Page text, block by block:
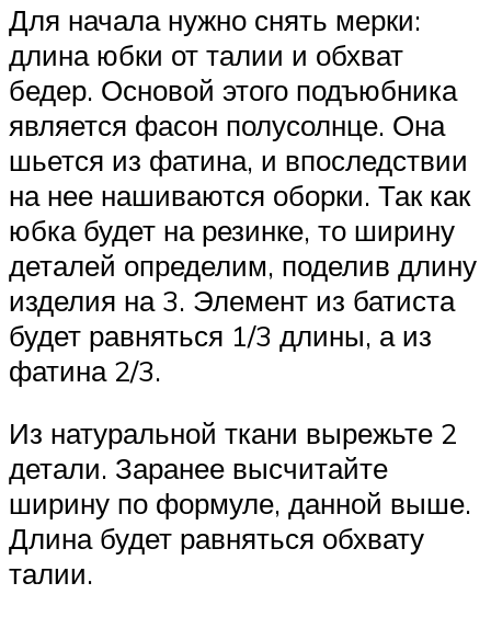
Для начала нужно снять мерки:
длина юбки от талии и обхват
бедер. Основой этого подъюбника
является фасон полусолнце. Она
шьется из фатина, и впоследствии
на нее нашиваются оборки. Так как
юбка будет на резинке, то ширину
деталей определим, поделив длину
изделия на 3. Элемент из батиста
будет равняться 1/3 длины, а из
фатина 2/3.
Из натуральной ткани вырежьте 2
детали. Заранее высчитайте
ширину по формуле, данной выше.
Длина будет равняться обхвату
талии.